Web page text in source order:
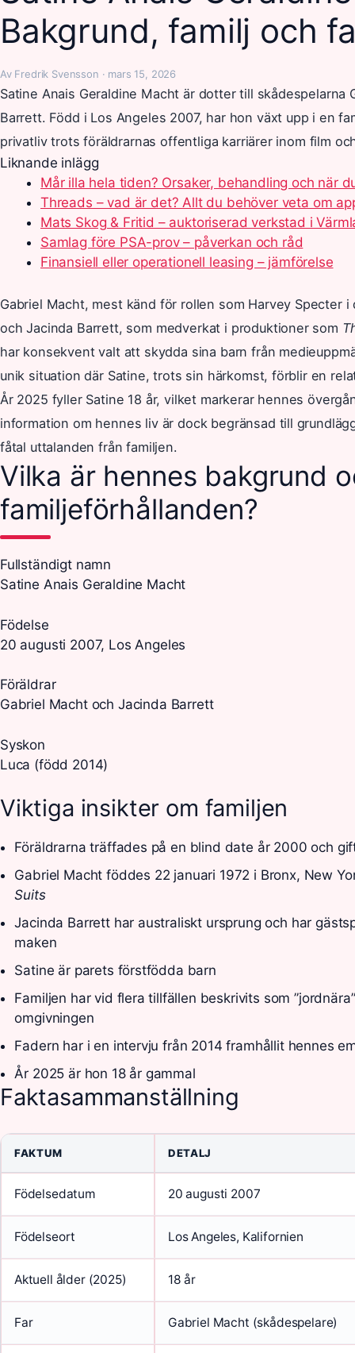
Bakgrund, familj och
Av Fredrik Svensson · mars 15, 2026
Satine Anais Geraldine Macht är dotter till skådespelarna
Barrett. Född i Los Angeles 2007, har hon växt upp i en
privatliv trots föräldrarnas offentliga karriärer inom film
Liknande inlägg
Mår illa hela tiden? Orsaker, behandling och när
Threads – vad är det? Allt du behöver veta om
Mats Skog & Fritid – auktoriserad verkstad i
Samlag före PSA-prov – påverkan och råd
Finansiell eller operationell leasing – jämförelse
Gabriel Macht, mest känd för rollen som Harvey Specter
och Jacinda Barrett, som medverkat i produktioner som
har konsekvent valt att skydda sina barn från
unik situation där Satine, trots sin härkomst, förblir en
År 2025 fyller Satine 18 år, vilket markerar hennes
information om hennes liv är dock begränsad till
fåtal uttalanden från familjen.
Vilka är hennes bakgrund
familjeförhållanden?
Fullständigt namn
Satine Anais Geraldine Macht
Födelse
20 augusti 2007, Los Angeles
Föräldrar
Gabriel Macht och Jacinda Barrett
Syskon
Luca (född 2014)
Viktiga insikter om familjen
Föräldrarna träffades på en blind date år 2000 och
Gabriel Macht föddes 22 januari 1972 i Bronx, New
Suits
Jacinda Barrett har australiskt ursprung och har
maken
Satine är parets förstfödda barn
Familjen har vid flera tillfällen beskrivits som
omgivningen
Fadern har i en intervju från 2014 framhållit hennes
År 2025 är hon 18 år gammal
Faktasammanställning
FAKTUM DETALJ
Födelsedatum 20 augusti 2007
Födelseort Los Angeles, Kalifornien
Aktuell ålder (2025) 18 år
Far Gabriel Macht (skådespelare)